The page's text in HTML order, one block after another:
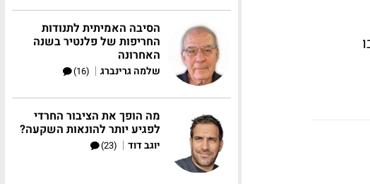
הסיבה האמיתית לתנודות
החריפות של פלנטיר בשנה
האחרונה
שלמה גרינברג |
(16)
מה הופך את הציבור החרדי
לפגיע יותר להונאות השקעה?
יוגב דוד |
(23)